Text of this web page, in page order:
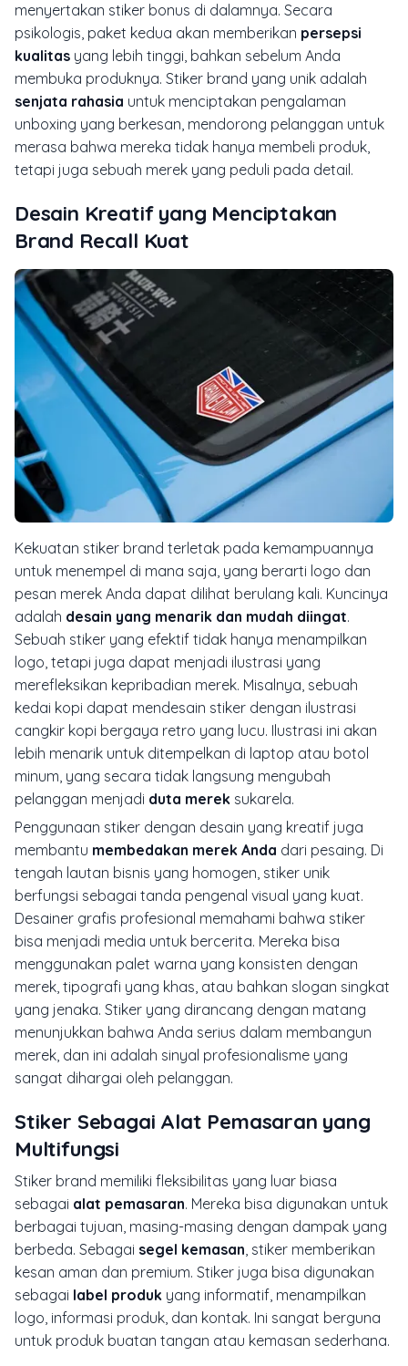
menyertakan stiker bonus di dalamnya. Secara
psikologis, paket kedua akan memberikan persepsi
kualitas yang lebih tinggi, bahkan sebelum Anda
membuka produknya. Stiker brand yang unik adalah
senjata rahasia untuk menciptakan pengalaman
unboxing yang berkesan, mendorong pelanggan untuk
merasa bahwa mereka tidak hanya membeli produk,
tetapi juga sebuah merek yang peduli pada detail.
Desain Kreatif yang Menciptakan
Brand Recall Kuat
Kekuatan stiker brand terletak pada kemampuannya
untuk menempel di mana saja, yang berarti logo dan
pesan merek Anda dapat dilihat berulang kali. Kuncinya
adalah desain yang menarik dan mudah diingat.
Sebuah stiker yang efektif tidak hanya menampilkan
logo, tetapi juga dapat menjadi ilustrasi yang
merefleksikan kepribadian merek. Misalnya, sebuah
kedai kopi dapat mendesain stiker dengan ilustrasi
cangkir kopi bergaya retro yang lucu. Ilustrasi ini akan
lebih menarik untuk ditempelkan di laptop atau botol
minum, yang secara tidak langsung mengubah
pelanggan menjadi duta merek sukarela.
Penggunaan stiker dengan desain yang kreatif juga
membantu membedakan merek Anda dari pesaing. Di
tengah lautan bisnis yang homogen, stiker unik
berfungsi sebagai tanda pengenal visual yang kuat.
Desainer grafis profesional memahami bahwa stiker
bisa menjadi media untuk bercerita. Mereka bisa
menggunakan palet warna yang konsisten dengan
merek, tipografi yang khas, atau bahkan slogan singkat
yang jenaka. Stiker yang dirancang dengan matang
menunjukkan bahwa Anda serius dalam membangun
merek, dan ini adalah sinyal profesionalisme yang
sangat dihargai oleh pelanggan.
Stiker Sebagai Alat Pemasaran yang
Multifungsi
Stiker brand memiliki fleksibilitas yang luar biasa
sebagai alat pemasaran. Mereka bisa digunakan untuk
berbagai tujuan, masing-masing dengan dampak yang
berbeda. Sebagai segel kemasan, stiker memberikan
kesan aman dan premium. Stiker juga bisa digunakan
sebagai label produk yang informatif, menampilkan
logo, informasi produk, dan kontak. Ini sangat berguna
untuk produk buatan tangan atau kemasan sederhana.